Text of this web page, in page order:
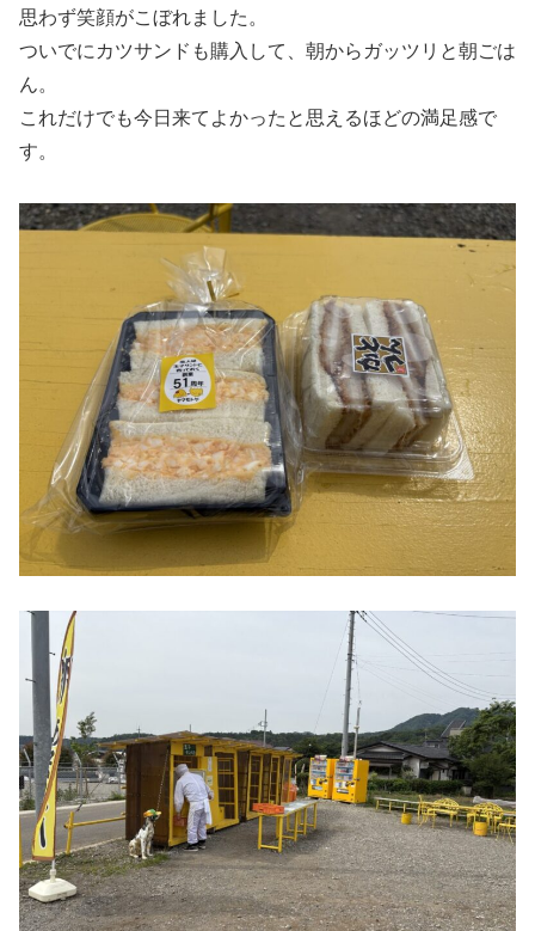
思わず笑顔がこぼれました。
ついでにカツサンドも購入して、朝からガッツリと朝ごは
ん。
これだけでも今日来てよかったと思えるほどの満足感で
す。